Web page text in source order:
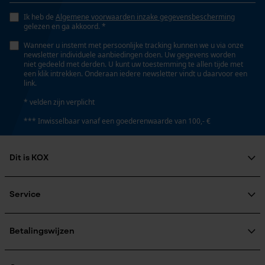
Ik heb de Algemene voorwaarden inzake gegevensbescherming
gelezen en ga akkoord. *
Wanneer u instemt met persoonlijke tracking kunnen we u via onze
newsletter individuele aanbiedingen doen. Uw gegevens worden
niet gedeeld met derden. U kunt uw toestemming te allen tijde met
een klik intrekken. Onderaan iedere newsletter vindt u daarvoor een
link.
* velden zijn verplicht
*** Inwisselbaar vanaf een goederenwaarde van 100,- €
Dit is KOX
Maatschappelijke betrokkenheid
Aanmelding nieuwsbrief
Service
KOX catalogus
Betalingswijzen
Mouseflow Web Analytics Tool
Loop54 Personalization